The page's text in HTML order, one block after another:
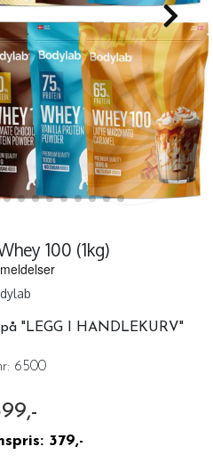
100 (1kg)
"LEGG I HANDLEKURV"
6500
379,-